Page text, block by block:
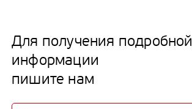
Для получения подробной
информации
пишите нам